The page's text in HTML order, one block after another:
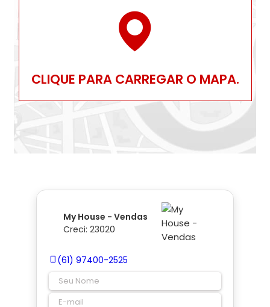
CLIQUE PARA CARREGAR O MAPA.
My House - Vendas
Creci: 23020
(61) 97400-2525